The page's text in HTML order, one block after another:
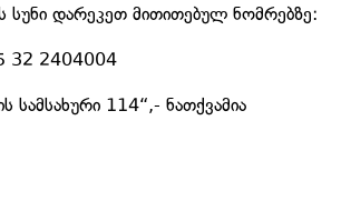
სუნი დარეკეთ მითითებულ ნომრებზე:
32 2404004
სამსახური 114“,- ნათქვამია